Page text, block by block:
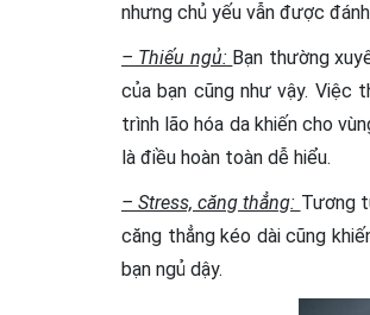
nhưng chủ yếu vẫn được
– Thiếu ngủ: Bạn thường
của bạn cũng như vậy. Việc
trình lão hóa da khiến cho
là điều hoàn toàn dễ hiểu.
– Stress, căng thẳng: Tương
căng thẳng kéo dài cũng
bạn ngủ dậy.